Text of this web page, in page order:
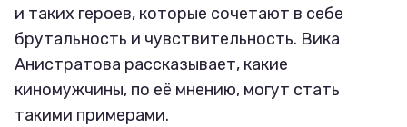
и таких героев, которые сочетают в себе
брутальность и чувствительность. Вика
Анистратова рассказывает, какие
киномужчины, по её мнению, могут стать
такими примерами.